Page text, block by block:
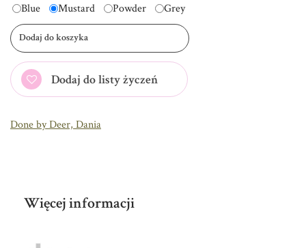
Blue Mustard Powder Grey
Dodaj do koszyka
Dodaj do listy życzeń
Done by Deer, Dania
Więcej informacji